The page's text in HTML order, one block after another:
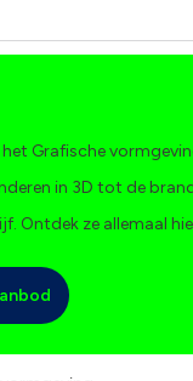
Grafische
in 3D tot de
Ontdek ze allemaal